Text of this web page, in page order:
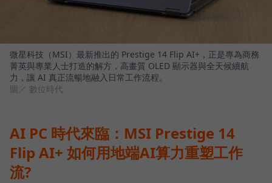
微星科技（MSI）最新推出的 Prestige 14 Flip AI+，正是專為商務
菁英與專業人士打造的解方，高畫質 OLED 顯示器與全天候續航
力，讓 AI 真正流暢地融入日常工作流程。
圖／ 數位時代
AI PC 時代來臨：MSI Prestige 14
Flip AI+ 如何用地端AI算力重塑工作
流?